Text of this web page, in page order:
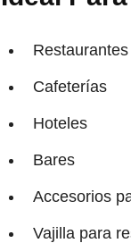
Restaurantes
Cafeterías
Hoteles
Bares
Accesorios
Vajilla para